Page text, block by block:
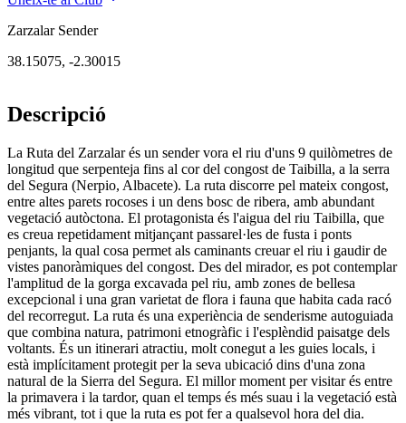
Zarzalar Sender
38.15075, -2.30015
Descripció
La Ruta del Zarzalar és un sender vora el riu d'uns 9 quilòmetres de
longitud que serpenteja fins al cor del congost de Taibilla, a la serra
del Segura (Nerpio, Albacete). La ruta discorre pel mateix congost,
entre altes parets rocoses i un dens bosc de ribera, amb abundant
vegetació autòctona. El protagonista és l'aigua del riu Taibilla, que
es creua repetidament mitjançant passarel·les de fusta i ponts
penjants, la qual cosa permet als caminants creuar el riu i gaudir de
vistes panoràmiques del congost. Des del mirador, es pot contemplar
l'amplitud de la gorga excavada pel riu, amb zones de bellesa
excepcional i una gran varietat de flora i fauna que habita cada racó
del recorregut. La ruta és una experiència de senderisme autoguiada
que combina natura, patrimoni etnogràfic i l'esplèndid paisatge dels
voltants. És un itinerari atractiu, molt conegut a les guies locals, i
està implícitament protegit per la seva ubicació dins d'una zona
natural de la Sierra del Segura. El millor moment per visitar és entre
la primavera i la tardor, quan el temps és més suau i la vegetació està
més vibrant, tot i que la ruta es pot fer a qualsevol hora del dia.